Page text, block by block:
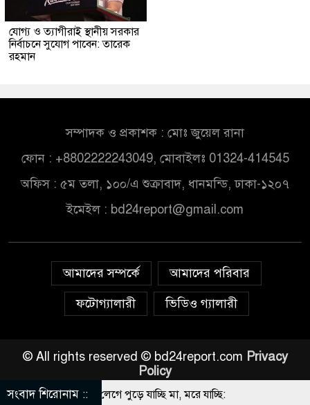
যোগ্য ও ত্যাগীরাই স্থানীয় সরকার
নির্বাচনে সুযোগ পাবেন: তারেক
রহমান
সম্পাদক ও প্রকাশক : মোঃ জুয়েল রানা
ফোন : +8802222243049, মোবাইলঃ 01324-414545
অফিস : ৫ম তলা, ১০০/এ শুক্রাবাদ, ধানমন্ডি, ঢাকা-১২০৭
ইমেইল : bd24report@gmail.com
আমাদের সম্পর্কে
আমাদের পরিবার
ফটোগ্যালারী
ভিডিও গ্যালারী
© All rights reserved © bd24report.com Privacy
Policy
সংবাদ শিরোনাম ::
না নে মা, আগুন লেগে পুড়ে যাচ্ছি মা, মরে যাচ্ছি: